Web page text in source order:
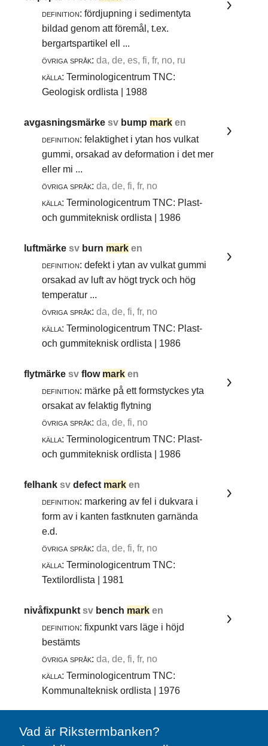
definition: fördjupning i sedimentyta
bildad genom att föremål, t.ex.
bergartspartikel ell ...
övriga språk: da, de, es, fi, fr, no, ru
källa: Terminologicentrum TNC:
Geologisk ordlista | 1988
avgasningsmärkesv bump mark en
definition: felaktighet i ytan hos vulkat
gummi, orsakad av deformation i det mer
eller mi ...
övriga språk: da, de, fi, fr, no
källa: Terminologicentrum TNC: Plast-
och gummiteknisk ordlista | 1986
luftmärkesv burn mark en
definition: defekt i ytan av vulkat gummi
orsakad av luft av högt tryck och hög
temperatur ...
övriga språk: da, de, fi, fr, no
källa: Terminologicentrum TNC: Plast-
och gummiteknisk ordlista | 1986
flytmärkesvflow mark en
definition: märke på ett formstyckes yta
orsakat av felaktig flytning
övriga språk: da, de, fi, no
källa: Terminologicentrum TNC: Plast-
och gummiteknisk ordlista | 1986
felhanksvdefect mark en
definition: markering av fel i dukvara i
form av i kanten fastknuten garnända
e.d.
övriga språk: da, de, fi, fr, no
källa: Terminologicentrum TNC:
Textilordlista | 1981
nivåfixpunktsv bench mark en
definition: fixpunkt vars läge i höjd
bestämts
övriga språk: da, de, fi, fr, no
källa: Terminologicentrum TNC:
Kommunalteknisk ordlista | 1976
Vad är Rikstermbanken?